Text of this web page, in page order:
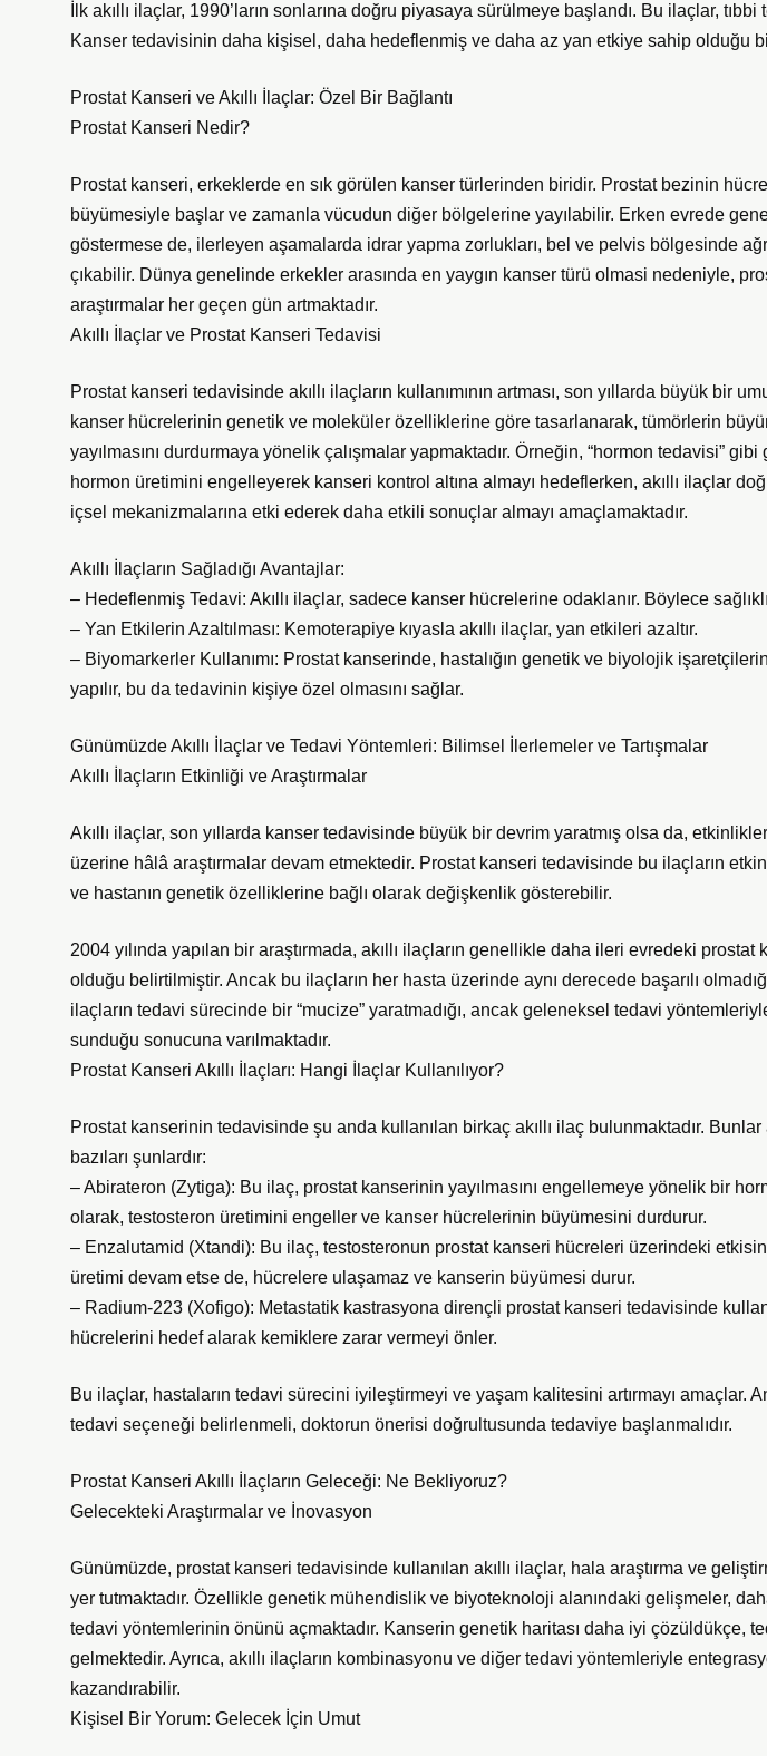
İlk akıllı ilaçlar, 1990’ların sonlarına doğru piyasaya sürülmeye başlandı. Bu ilaçlar,
Kanser tedavisinin daha kişisel, daha hedeflenmiş ve daha az yan etkiye sahip olduğu
Prostat Kanseri ve Akıllı İlaçlar: Özel Bir Bağlantı
Prostat Kanseri Nedir?
Prostat kanseri, erkeklerde en sık görülen kanser türlerinden biridir. Prostat bezinin
büyümesiyle başlar ve zamanla vücudun diğer bölgelerine yayılabilir. Erken evrede
göstermese de, ilerleyen aşamalarda idrar yapma zorlukları, bel ve pelvis bölgesinde
çıkabilir. Dünya genelinde erkekler arasında en yaygın kanser türü olmasi nedeniyle,
araştırmalar her geçen gün artmaktadır.
Akıllı İlaçlar ve Prostat Kanseri Tedavisi
Prostat kanseri tedavisinde akıllı ilaçların kullanımının artması, son yıllarda büyük bir
kanser hücrelerinin genetik ve moleküler özelliklerine göre tasarlanarak, tümörlerin
yayılmasını durdurmaya yönelik çalışmalar yapmaktadır. Örneğin, “hormon tedavisi”
hormon üretimini engelleyerek kanseri kontrol altına almayı hedeflerken, akıllı ilaçlar
içsel mekanizmalarına etki ederek daha etkili sonuçlar almayı amaçlamaktadır.
Akıllı İlaçların Sağladığı Avantajlar:
– Hedeflenmiş Tedavi: Akıllı ilaçlar, sadece kanser hücrelerine odaklanır. Böylece
– Yan Etkilerin Azaltılması: Kemoterapiye kıyasla akıllı ilaçlar, yan etkileri azaltır.
– Biyomarkerler Kullanımı: Prostat kanserinde, hastalığın genetik ve biyolojik
yapılır, bu da tedavinin kişiye özel olmasını sağlar.
Günümüzde Akıllı İlaçlar ve Tedavi Yöntemleri: Bilimsel İlerlemeler ve Tartışmalar
Akıllı İlaçların Etkinliği ve Araştırmalar
Akıllı ilaçlar, son yıllarda kanser tedavisinde büyük bir devrim yaratmış olsa da,
üzerine hâlâ araştırmalar devam etmektedir. Prostat kanseri tedavisinde bu ilaçların
ve hastanın genetik özelliklerine bağlı olarak değişkenlik gösterebilir.
2004 yılında yapılan bir araştırmada, akıllı ilaçların genellikle daha ileri evredeki prostat
olduğu belirtilmiştir. Ancak bu ilaçların her hasta üzerinde aynı derecede başarılı
ilaçların tedavi sürecinde bir “mucize” yaratmadığı, ancak geleneksel tedavi
sunduğu sonucuna varılmaktadır.
Prostat Kanseri Akıllı İlaçları: Hangi İlaçlar Kullanılıyor?
Prostat kanserinin tedavisinde şu anda kullanılan birkaç akıllı ilaç bulunmaktadır.
bazıları şunlardır:
– Abirateron (Zytiga): Bu ilaç, prostat kanserinin yayılmasını engellemeye yönelik bir
olarak, testosteron üretimini engeller ve kanser hücrelerinin büyümesini durdurur.
– Enzalutamid (Xtandi): Bu ilaç, testosteronun prostat kanseri hücreleri üzerindeki
üretimi devam etse de, hücrelere ulaşamaz ve kanserin büyümesi durur.
– Radium-223 (Xofigo): Metastatik kastrasyona dirençli prostat kanseri tedavisinde
hücrelerini hedef alarak kemiklere zarar vermeyi önler.
Bu ilaçlar, hastaların tedavi sürecini iyileştirmeyi ve yaşam kalitesini artırmayı amaçlar.
tedavi seçeneği belirlenmeli, doktorun önerisi doğrultusunda tedaviye başlanmalıdır.
Prostat Kanseri Akıllı İlaçların Geleceği: Ne Bekliyoruz?
Gelecekteki Araştırmalar ve İnovasyon
Günümüzde, prostat kanseri tedavisinde kullanılan akıllı ilaçlar, hala araştırma ve
yer tutmaktadır. Özellikle genetik mühendislik ve biyoteknoloji alanındaki gelişmeler,
tedavi yöntemlerinin önünü açmaktadır. Kanserin genetik haritası daha iyi çözüldükçe,
gelmektedir. Ayrıca, akıllı ilaçların kombinasyonu ve diğer tedavi yöntemleriyle
kazandırabilir.
Kişisel Bir Yorum: Gelecek İçin Umut